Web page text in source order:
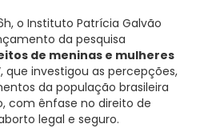
o Instituto Patrícia Galvão
da pesquisa
de meninas e mulheres
que investigou as percepções,
da população brasileira
com ênfase no direito de
legal e seguro.